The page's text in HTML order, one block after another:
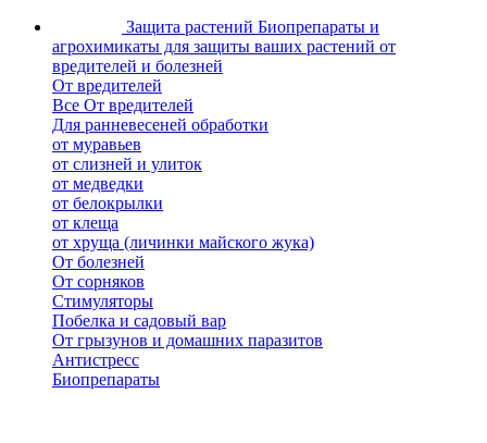
Защита растений Биопрепараты и
агрохимикаты для защиты ваших растений от
вредителей и болезней
От вредителей
Все От вредителей
Для ранневесеней обработки
от муравьев
от слизней и улиток
от медведки
от белокрылки
от клеща
от хруща (личинки майского жука)
От болезней
От сорняков
Стимуляторы
Побелка и садовый вар
От грызунов и домашних паразитов
Антистресс
Биопрепараты